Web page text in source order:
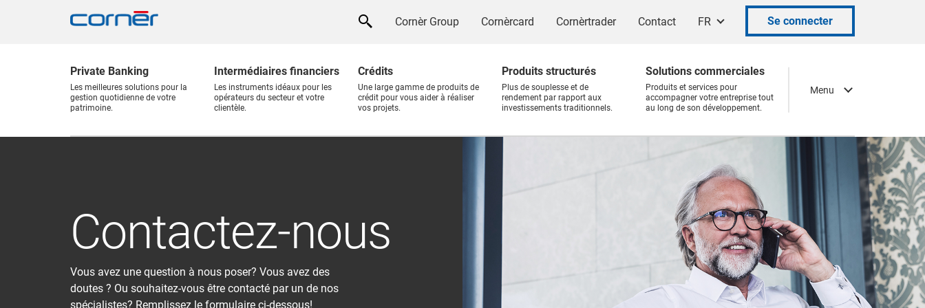
Cornèr Group Cornèrcard Cornèrtrader Contact FR Se connecter
Menu
Private Banking
Les meilleures solutions pour la
gestion quotidienne de votre
patrimoine.
Intermédiaires financiers
Les instruments idéaux pour les
opérateurs du secteur et votre
clientèle.
Crédits
Une large gamme de produits de
crédit pour vous aider à réaliser
vos projets.
Produits structurés
Plus de souplesse et de
rendement par rapport aux
investissements traditionnels.
Solutions commerciales
Produits et services pour
accompagner votre entreprise tout
au long de son développement.
Contactez-nous
Vous avez une question à nous poser? Vous avez des
doutes ? Ou souhaitez-vous être contacté par un de nos
spécialistes? Remplissez le formulaire ci-dessous!